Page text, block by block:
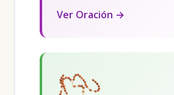
Ver Oración →